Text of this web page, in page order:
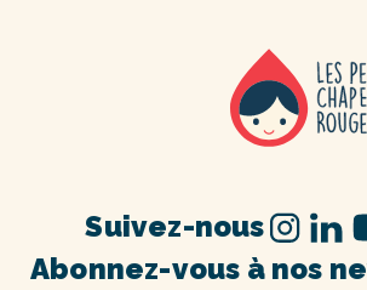
Abonnez-vous à nos
Suivez-nous